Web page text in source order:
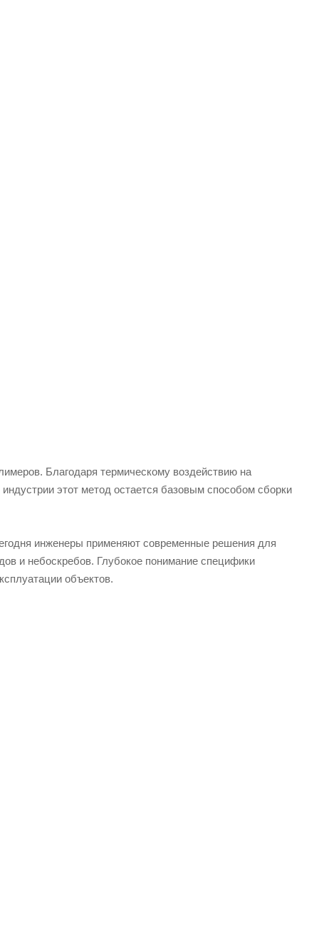
Благодаря термическому воздействию на
этот метод остается базовым способом сборки
инженеры применяют современные решения для
и небоскребов. Глубокое понимание специфики
объектов.